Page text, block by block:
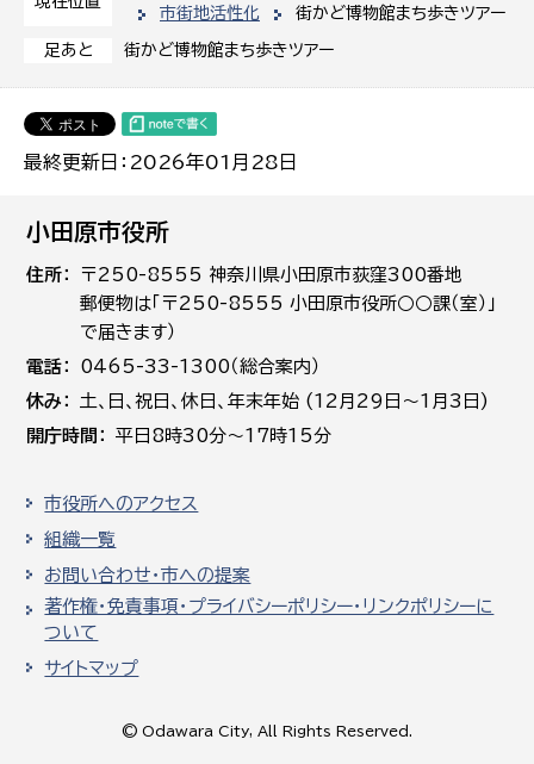
市街地活性化
街かど博物館まち歩きツアー
足あと 街かど博物館まち歩きツアー
最終更新日：2026年01月28日
小田原市役所
住所
〒250-8555 神奈川県小田原市荻窪300番地
郵便物は「〒250-8555 小田原市役所○○課（室）」
で届きます）
電話
0465-33-1300（総合案内）
休み
土､日､祝日、休日、年末年始 (12月29日～1月3日)
開庁時間
平日8時30分～17時15分
市役所へのアクセス
組織一覧
お問い合わせ・市への提案
著作権・免責事項・プライバシーポリシー・リンクポリシーに
ついて
サイトマップ
© Odawara City, All Rights Reserved.